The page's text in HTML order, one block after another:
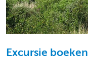
Excursie boeken